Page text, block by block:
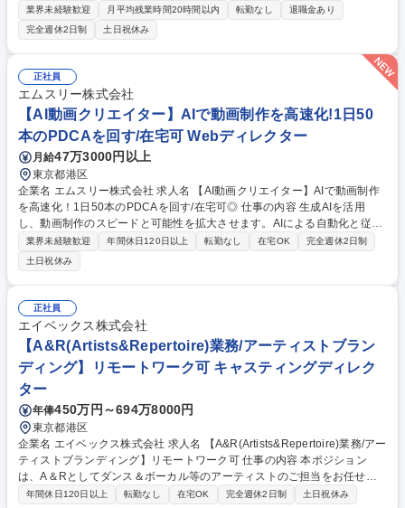
貸運営、売却、仲介・活用提案等を行う営業部門において事務業務を担当
いただきます。 【詳細】・契約書管理、契約書製本、捺印対応、ファイリ
ング、登記簿取得、調書取得・支払業務（各種費用支払、支払管理、請
求・支払データ登録、取引先マスター申請対応）・予算作成及び予実管
理・各種稟議書、報告書作成業務・各種台帳管理、交際費・会議費支払報
告書作成及び月次管理・部内総務庶務全般 など※※配属先によっては上記
の他に担当頂く業務が発生する場合があります。 募集職種 【営業事務】
業務職/三井物産グループ/平均残業時間10H/完全週休2日
業界未経験歓迎 月平均残業時間20時間以内 転勤なし
退職金あり
完全週休2日制
土日祝休み
正社員
エムスリー株式会社
【AI動画クリエイター】AIで動画制作を高速化!1日50
本のPDCAを回す/在宅可 Webディレクター
月給47万3000円以上
東京都港区
企業名 エムスリー株式会社 求人名 【AI動画クリエイター】AIで動画制作
を高速化！1日50本のPDCAを回す/在宅可◎ 仕事の内容 生成AIを活用
し、動画制作のスピードと可能性を拡大させます。AIによる自動化と従来
の制作のハイブリッドで、大量・高速・高品質な動画施策の高速PDCAサ
イクルを回し、ビジネス成果への貢献を目指します。 AIエージェントに定
型作業を任せ、「何を・なぜ作るか」の判断と企画に集中する新しい制作
スタイルを担います。 ■AI・自動化を用いた動画制作ワークフローの設計
と最適化 ■事業部門への動画活用提案 ■生成AIを用いた動画コンテンツ企
画・制作・効果検証 ■AIによるシナリオ・クリップ・音声・字幕の生成や
制作管理 ※1日50本規模の体制を構築し、仮説検証と改善を行います。 募
集職種 【AI動画クリエイター】AIで動画制作を高速化！1日50本のPDCA
を回す/在宅可◎
業界未経験歓迎 年間休日120日以上 転勤なし 在宅OK
完全週休2日制
土日祝休み
正社員
エイベックス株式会社
【A&R(Artists&Repertoire)業務/アーティストブラン
ディング】リモートワーク可 キャスティングディレク
ター
年俸450万円～694万8000円
東京都港区
企業名 エイベックス株式会社 求人名 【A&R(Artists&Repertoire)業務/アー
ティストブランディング】リモートワーク可 仕事の内容 本ポジション
は、A＆Rとしてダンス＆ボーカル等のアーティストのご担当をお任せい
たします。担当アーティストにおけるブランディング戦略立案から実行ま
年間休日120日以上 転勤なし 在宅OK 完全週休2日制 土日祝休み